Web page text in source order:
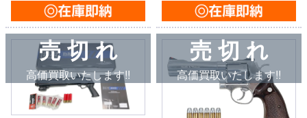
売 切 れ
高価買取いたします!!
売 切 れ
高価買取いたします!!